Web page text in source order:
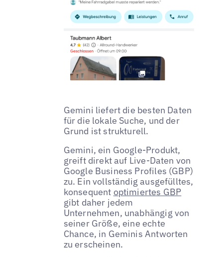
Gemini liefert die besten Daten
für die lokale Suche, und der
Grund ist strukturell.
Gemini, ein Google-Produkt,
greift direkt auf Live-Daten von
Google Business Profiles (GBP)
zu. Ein vollständig ausgefülltes,
konsequent optimiertes GBP
gibt daher jedem
Unternehmen, unabhängig von
seiner Größe, eine echte
Chance, in Geminis Antworten
zu erscheinen.